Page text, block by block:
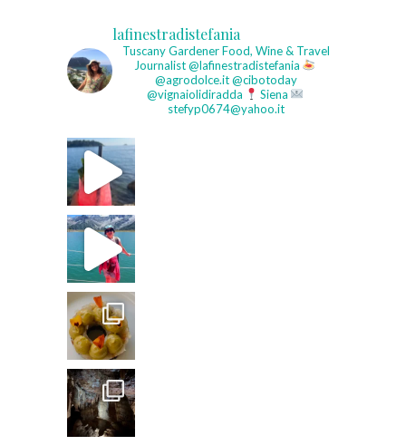
lafinestradistefania
Tuscany GardenerFood, Wine & Travel
Journalist@lafinestradistefania
@agrodolce.it @cibotoday
@vignaiolidiradda
Siena
stefyp0674@yahoo.it